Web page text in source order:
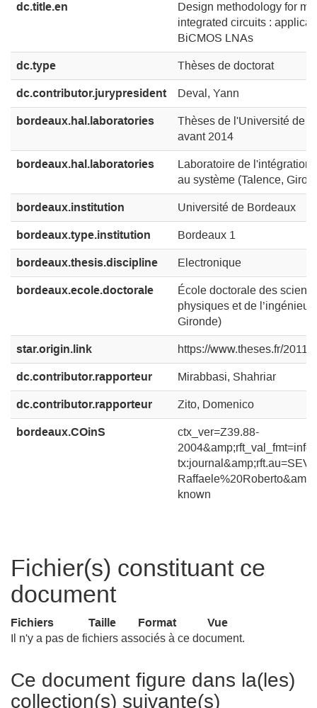
dc.title.en
Design methodology for
integrated circuits :
BiCMOS LNAs
dc.type Thèses de doctorat
dc.contributor.jurypresident Deval, Yann
bordeaux.hal.laboratories
Thèses de l'Université de
avant 2014
bordeaux.hal.laboratories
Laboratoire de l'intégration
au système (Talence,
bordeaux.institution Université de Bordeaux
bordeaux.type.institution Bordeaux 1
bordeaux.thesis.discipline Electronique
bordeaux.ecole.doctorale
École doctorale des
physiques et de l’ingénieur
Gironde)
star.origin.link https://www.theses.fr/
dc.contributor.rapporteur Mirabbasi, Shahriar
dc.contributor.rapporteur Zito, Domenico
bordeaux.COinS
ctx_ver=Z39.88-
known
Fichier(s) constituant ce
document
Fichiers Taille Format
Vue
Il n'y a pas de fichiers associés à ce document.
Ce document figure dans la(les)
collection(s) suivante(s)